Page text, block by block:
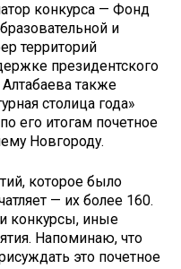
конкурса — Фонд
и
территорий
президентского
также
столица года»
его итогам почетное
Новгороду.
которое было
— их более 160.
конкурсы, иные
Напоминаю, что
это почетное